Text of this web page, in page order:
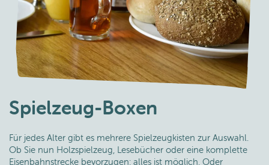
Spielzeug-Boxen
Für jedes Alter gibt es mehrere Spielzeugkisten zur Auswahl.
Ob Sie nun Holzspielzeug, Lesebücher oder eine komplette
Eisenbahnstrecke bevorzugen: alles ist möglich. Oder